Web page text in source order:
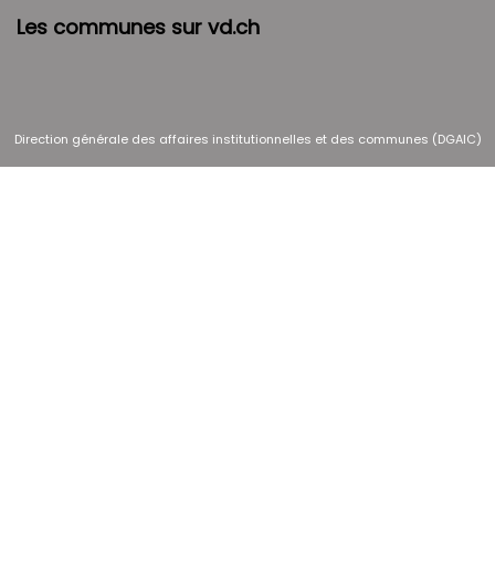
Les communes sur vd.ch
Direction générale des affaires institutionnelles et des communes (DGAIC)